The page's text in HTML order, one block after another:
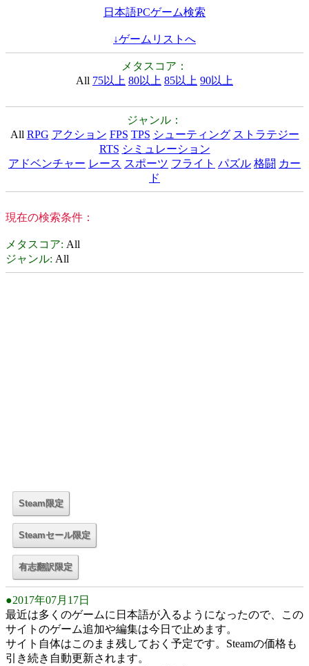
日本語PCゲーム検索
↓ゲームリストへ
メタスコア：
All 75以上 80以上 85以上 90以上
ジャンル：
All RPG アクション FPS TPS シューティング ストラテジー
RTS シミュレーション
アドベンチャー レース スポーツ フライト パズル 格闘 カー
ド
現在の検索条件：
メタスコア: All
ジャンル: All
●2017年07月17日
最近は多くのゲームに日本語が入るようになったので、この
サイトのゲーム追加や編集は今日で止めます。
サイト自体はこのまま残しておく予定です。Steamの価格も
引き続き自動更新されます。